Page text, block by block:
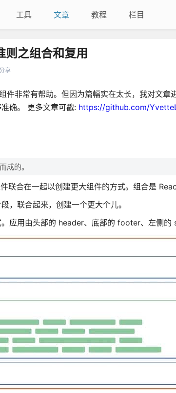
工具 文章 教程 栏目
之组合和复用
享
件非常有帮助。但因为篇幅实在太长，我对文章
确。 更多文章可戳: https://github.com/
成的。
合在一起以创建更大组件的方式。组合是
，联合起来，创建一个更大个儿。
应用由头部的 header、底部的 footer、左侧的